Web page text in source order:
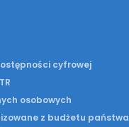
cyfrowej
osobowych
z budżetu państwa